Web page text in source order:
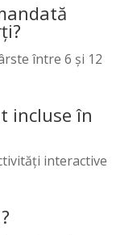
între 6 și 12
incluse în
interactive